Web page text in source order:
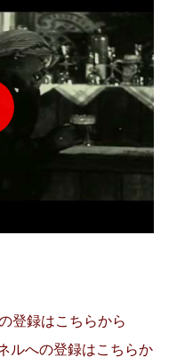
登録はこちらから
ルへの登録はこちらか